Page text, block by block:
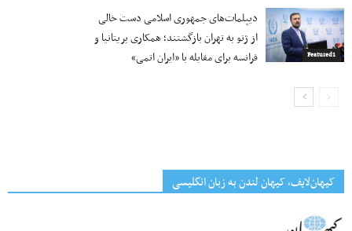
Featured1
دیپلمات‌های جمهوری اسلامی دست خالی
از ژنو به تهران بازگشتند؛ همکاری بریتانیا و
فرانسه برای مقابله با «ایران اتمی»
کیهان‌لایف، کیهان لندن به زبان انگلیسی